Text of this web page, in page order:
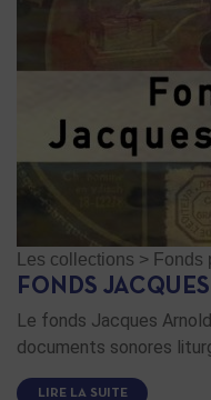
Les collections > Fonds
FONDS
Le fonds Jacques
documents sonores
LIRE LA SUITE